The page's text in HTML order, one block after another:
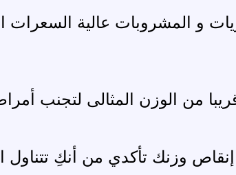
و المشروبات عالية السعرات